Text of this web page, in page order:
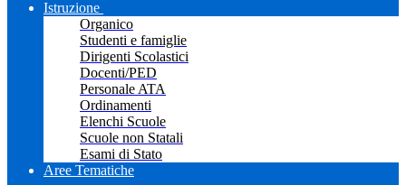
Istruzione
Organico
Studenti e famiglie
Dirigenti Scolastici
Docenti/PED
Personale ATA
Ordinamenti
Elenchi Scuole
Scuole non Statali
Esami di Stato
Aree Tematiche